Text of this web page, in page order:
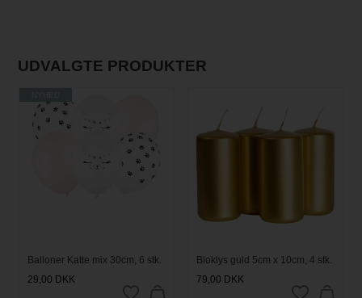
UDVALGTE PRODUKTER
Balloner Katte mix 30cm, 6 stk.
29,00 DKK
Bloklys guld 5cm x 10cm, 4 stk.
79,00 DKK